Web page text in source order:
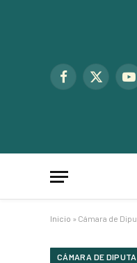
Facebook
X
Inicio » Cámara de
CÁMARA DE